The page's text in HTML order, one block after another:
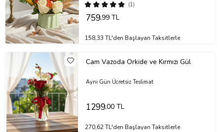
(1)
759,99 TL
158,33 TL'den Başlayan Taksitlerle
Cam Vazoda Orkide ve Kırmızı Gül
Aynı Gün Ücretsiz Teslimat
1299,00 TL
270,62 TL'den Başlayan Taksitlerle